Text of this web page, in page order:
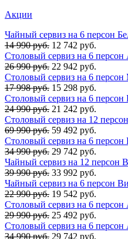
Акции
Чайный сервиз на 6 персон
14 990 руб. 12 742 руб.
Столовый сервиз на 6 персон
26 990 руб. 22 942 руб.
Столовый сервиз на 6 персон
17 998 руб. 15 298 руб.
Столовый сервиз на 6 персон
24 990 руб. 21 242 руб.
Столовый сервиз на 12
69 990 руб. 59 492 руб.
Столовый сервиз на 6 персон
34 990 руб. 29 742 руб.
Чайный сервиз на 12 персон
39 990 руб. 33 992 руб.
Чайный сервиз на 6 персон
22 990 руб. 19 542 руб.
Столовый сервиз на 6
29 990 руб. 25 492 руб.
Столовый сервиз на 6 персон
34 990 руб. 29 742 руб.